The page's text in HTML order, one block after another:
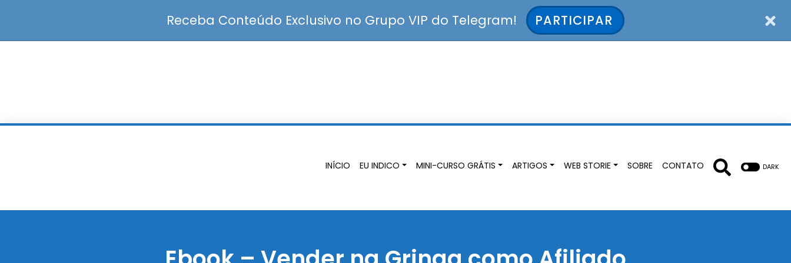
Receba Conteúdo Exclusivo no Grupo VIP do Telegram! PARTICIPAR
INÍCIO EU INDICO MINI-CURSO GRÁTIS ARTIGOS WEB STORIE SOBRE CONTATO DARK